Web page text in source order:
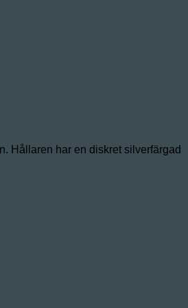
Hållaren har en diskret silverfärgad